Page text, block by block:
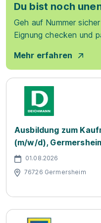
Du bist noch
Geh auf Nummer
Eignung checken und
Mehr erfahren
Ausbildung zum
(m/w/d),
01.08.2026
76726 Germersheim